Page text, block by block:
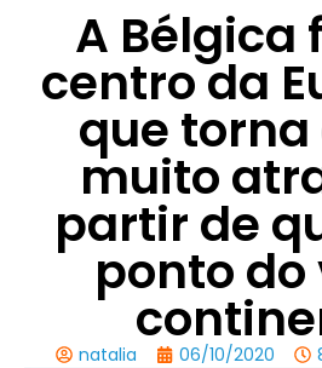
A Bélgica
centro da
que torna
muito
partir de
ponto do
natalia 06/10/2020